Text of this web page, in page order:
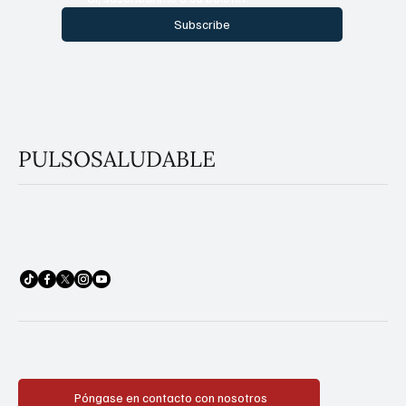
Subscribe
PULSOSALUDABLE
Póngase en contacto con nosotros